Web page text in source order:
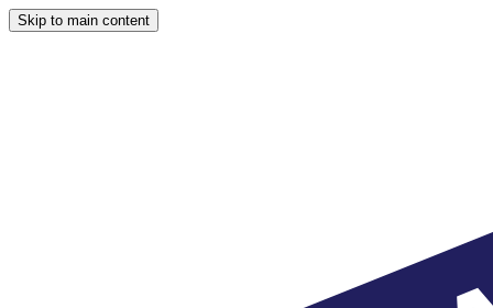
Skip to main content